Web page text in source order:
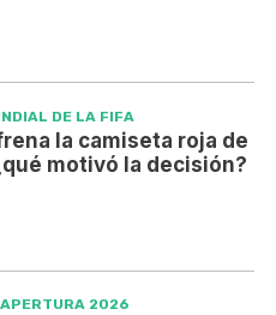
DE LA FIFA
la camiseta roja de
motivó la decisión?
APERTURA 2026